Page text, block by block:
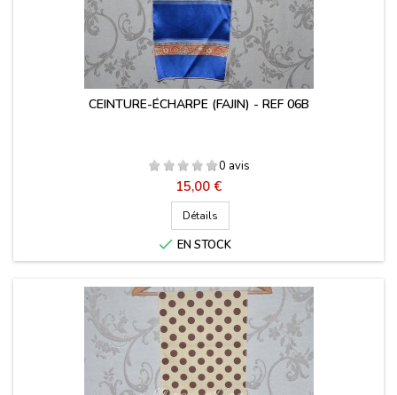
CEINTURE-ÉCHARPE (FAJIN) - REF 06B
0 avis
Prix
15,00 €
Détails
 EN STOCK